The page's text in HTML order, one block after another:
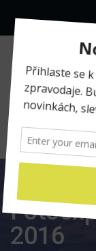
www.ilumio.cz
Fotoexpedice
2016